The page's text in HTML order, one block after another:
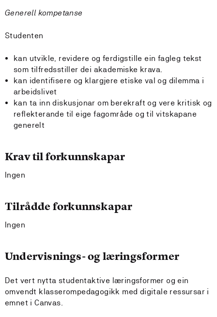
Generell kompetanse
Studenten
kan utvikle, revidere og ferdigstille ein fagleg tekst
som tilfredsstiller dei akademiske krava.
kan identifisere og klargjere etiske val og dilemma i
arbeidslivet
kan ta inn diskusjonar om berekraft og vere kritisk og
reflekterande til eige fagområde og til vitskapane
generelt
Krav til forkunnskapar
Ingen
Tilrådde forkunnskapar
Ingen
Undervisnings- og læringsformer
Det vert nytta studentaktive læringsformer og ein
omvendt klasserompedagogikk med digitale ressursar i
emnet i Canvas.